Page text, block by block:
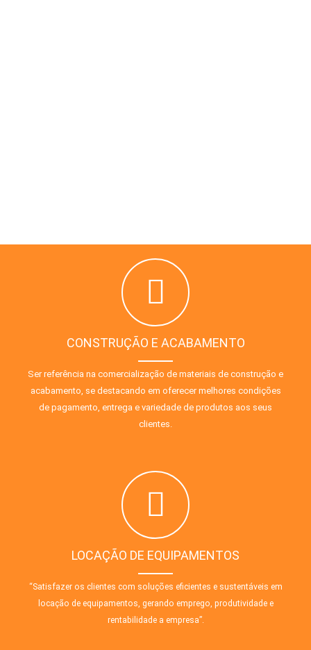
CONSTRUÇÃO E ACABAMENTO
Ser referência na comercialização de materiais de construção e
acabamento, se destacando em oferecer melhores condições
de pagamento, entrega e variedade de produtos aos seus
clientes.
LOCAÇÃO DE EQUIPAMENTOS
“Satisfazer os clientes com soluções eficientes e sustentáveis em
locação de equipamentos, gerando emprego, produtividade e
rentabilidade a empresa”.